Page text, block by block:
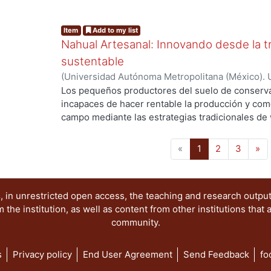
con los cuales se pretende acercar al lector a la
Item Add to my list
Nahual Artesanal: Innovando desde la
sustentable
(Universidad Autónoma Metropolitana (México).
de Servicios de Información.,2023-10)Sánchez
Los pequeños productores del suelo de
incapaces de hacer rentable la producción y
campo mediante las estrategias tradicionales
de emprendimiento social, Nahual Artesanal,
organización entre las personas productoras,
productores, cooperativas, sociedad civil,
organizaciones que compartan los mismos
personas productoras y de Milpa Alta en
productos durante todo el proceso productivo,
estrategia que busca construir los puentes
« 1 (current)
2 3 »
unrestricted open access, the teaching and research
the institution, as well as content from other institutions that
community.
Privacy policy End User Agreement Send Feedback